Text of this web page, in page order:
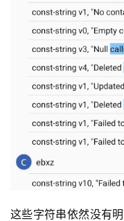
这些字符串依然没有